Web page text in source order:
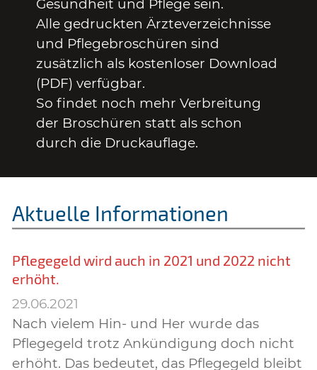
Gesundheit und Pflege sein.
Alle gedruckten Ärzteverzeichnisse
und Pflegebroschüren sind
zusätzlich als kostenloser Download
(PDF) verfügbar.
So findet noch mehr Verbreitung
der Broschüren statt als schon
durch die Druckauflage.
Aktuelle Informationen
Pflegegeld wird auch in 2021 und 2022 nicht
erhöht.
29.06.2021
Nach vielem Hin- und Her wurde das
Pflegegeld trotz Ankündigung doch nicht
erhöht. Das bedeutet, das Pflegegeld bleibt